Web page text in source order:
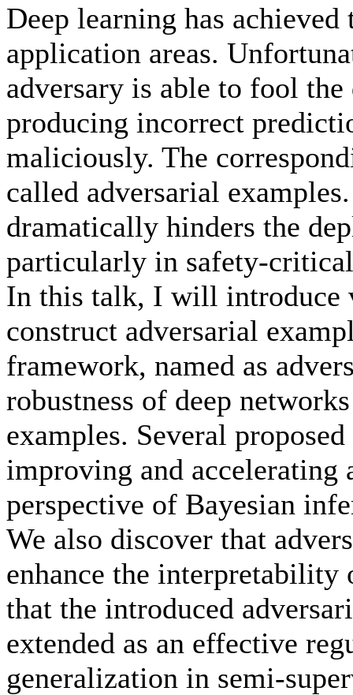
Deep learning has
application areas.
adversary is able to fool
producing incorrect
maliciously. The
called adversarial
dramatically hinders the
particularly in safety-
In this talk, I will introduce
construct adversarial
framework, named as
robustness of deep
examples. Several
improving and
perspective of Bayesian
We also discover that
enhance the
that the introduced
extended as an effective
generalization in semi-